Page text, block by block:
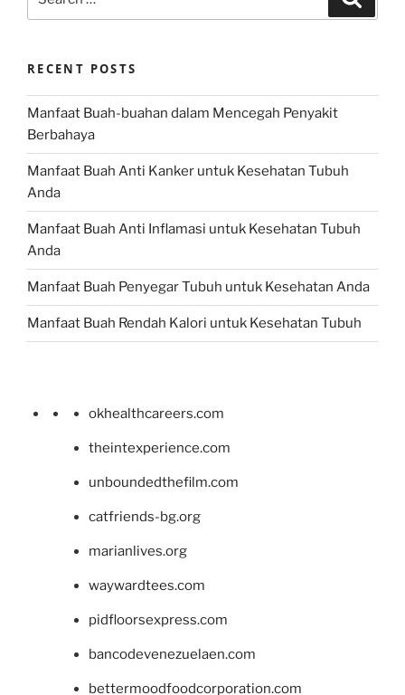
for:
RECENT POSTS
Manfaat Buah-buahan dalam Mencegah Penyakit
Berbahaya
Manfaat Buah Anti Kanker untuk Kesehatan Tubuh
Anda
Manfaat Buah Anti Inflamasi untuk Kesehatan Tubuh
Anda
Manfaat Buah Penyegar Tubuh untuk Kesehatan Anda
Manfaat Buah Rendah Kalori untuk Kesehatan Tubuh
okhealthcareers.com
theintexperience.com
unboundedthefilm.com
catfriends-bg.org
marianlives.org
waywardtees.com
pidfloorsexpress.com
bancodevenezuelaen.com
bettermoodfoodcorporation.com